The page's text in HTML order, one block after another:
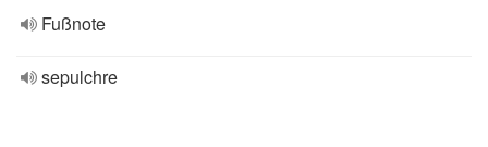
Fußnote
sepulchre